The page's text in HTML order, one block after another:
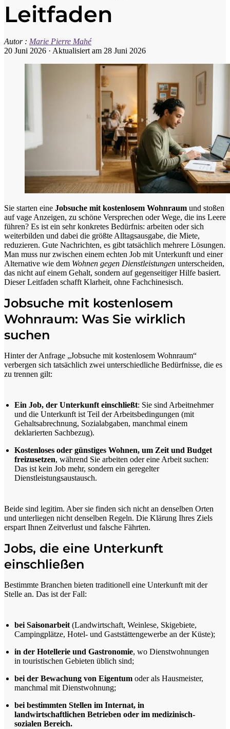
Leitfaden
Autor : Marie Pierre Mahé
20 Juni 2026 · Aktualisiert am 28 Juni 2026
Sie starten eine Jobsuche mit kostenlosem Wohnraum und stoßen
auf vage Anzeigen, zu schöne Versprechen oder Wege, die ins Leere
führen? Es ist ein sehr konkretes Bedürfnis: arbeiten oder sich
weiterbilden und dabei die größte Alltagsausgabe, die Miete,
reduzieren. Gute Nachrichten, es gibt tatsächlich mehrere Lösungen.
Man muss nur zwischen einem echten Job mit Unterkunft und einer
Alternative wie dem Wohnen gegen Dienstleistungen unterscheiden,
das nicht auf einem Gehalt, sondern auf gegenseitiger Hilfe basiert.
Dieser Leitfaden schafft Klarheit, ohne Fachchinesisch.
Jobsuche mit kostenlosem
Wohnraum: Was Sie wirklich
suchen
Hinter der Anfrage „Jobsuche mit kostenlosem Wohnraum“
verbergen sich tatsächlich zwei unterschiedliche Bedürfnisse, die es
zu trennen gilt:
Ein Job, der Unterkunft einschließt: Sie sind Arbeitnehmer
und die Unterkunft ist Teil der Arbeitsbedingungen (mit
Gehaltsabrechnung, Sozialabgaben, manchmal einem
deklarierten Sachbezug).
Kostenloses oder günstiges Wohnen, um Zeit und Budget
freizusetzen, während Sie arbeiten oder eine Arbeit suchen:
Das ist kein Job mehr, sondern ein geregelter
Dienstleistungsaustausch.
Beide sind legitim. Aber sie finden sich nicht an denselben Orten
und unterliegen nicht denselben Regeln. Die Klärung Ihres Ziels
erspart Ihnen Zeitverlust und falsche Fährten.
Jobs, die eine Unterkunft
einschließen
Bestimmte Branchen bieten traditionell eine Unterkunft mit der
Stelle an. Das ist der Fall:
bei Saisonarbeit(Landwirtschaft, Weinlese, Skigebiete,
Campingplätze, Hotel- und Gaststättengewerbe an der Küste);
in der Hotellerie und Gastronomie, wo Dienstwohnungen
in touristischen Gebieten üblich sind;
bei der Bewachung von Eigentum oder als Hausmeister,
manchmal mit Dienstwohnung;
bei bestimmten Stellen im Internat, in
landwirtschaftlichen Betrieben oder im medizinisch-
sozialen Bereich.